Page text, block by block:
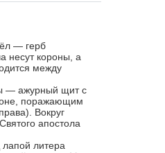
— герб
несут короны, а
между
— ажурный щит с
поражающим
Вокруг
апостола
литера